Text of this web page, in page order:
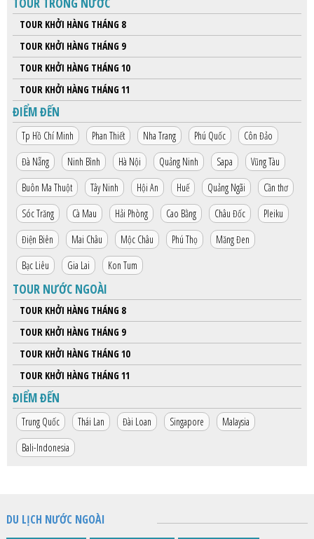
HỘP THƯ GÓP Ý
PROFILE HƯỚNG DẪN VIÊN
TUYỂN DỤNG
LIÊN HỆ
TOUR KHỞI HÀNG THÁNG 8
TOUR KHỞI HÀNG THÁNG 9
TOUR KHỞI HÀNG THÁNG 10
TOUR KHỞI HÀNG THÁNG 11
ĐIỂM ĐẾN
Tp Hồ Chí Minh Phan Thiết Nha Trang Phú Quốc
Côn Đảo
Đà Nẵng
Ninh Bình Hà Nội Quảng Ninh Sapa
Vũng Tàu
Buôn Ma Thuột
Tây Ninh Hội An Huế Quảng Ngãi
Cần thơ
Sóc Trăng
Cà Mau Hải Phòng Cao Bằng Châu Đốc
Pleiku
Điện Biên
Mai Châu Mộc Châu Phú Thọ
Măng Đen
Bạc Liêu
Gia Lai Kon Tum
TOUR NƯỚC NGOÀI
TOUR KHỞI HÀNG THÁNG 8
TOUR KHỞI HÀNG THÁNG 9
TOUR KHỞI HÀNG THÁNG 10
TOUR KHỞI HÀNG THÁNG 11
ĐIỂM ĐẾN
Trung Quốc Thái Lan Đài Loan Singapore
Malaysia
Bali-Indonesia
DU LỊCH NƯỚC NGOÀI